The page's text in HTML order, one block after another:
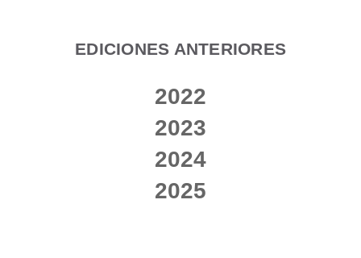
EDICIONES ANTERIORES
2022
2023
2024
2025